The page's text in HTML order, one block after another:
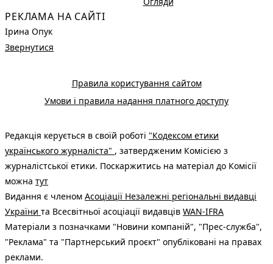
РЕКЛАМА НА САЙТІ
Ірина Опук
Звернутися
Правила користування сайтом
Умови і правила надання платного доступу
Редакція керується в своїй роботі "Кодексом етики
українського журналіста" , затвердженим Комісією з
журналістської етики. Поскаржитись на матеріал до Комісії
можна тут
Видання є членом Асоціації Незалежні регіональні видавці
України та Всесвітньої асоціації видавців WAN-IFRA
Матеріали з позначками "Новини компаній", "Прес-служба",
"Реклама" та "Партнерський проєкт" опубліковані на правах
реклами.